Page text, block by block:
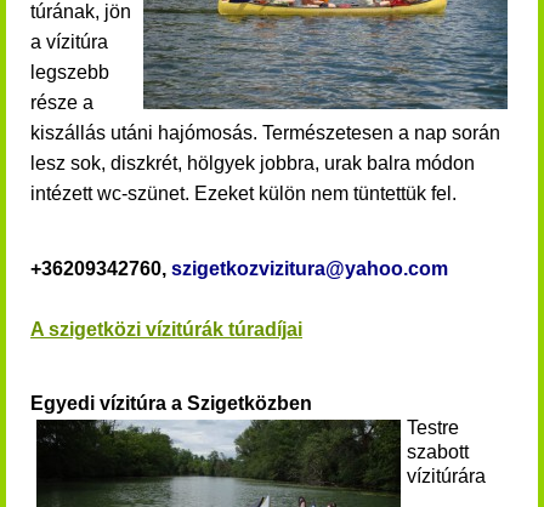
túrának, jön
a vízitúra
legszebb
része a
kiszállás utáni hajómosás. Természetesen a nap során
lesz sok, diszkrét, hölgyek jobbra, urak balra módon
intézett wc-szünet. Ezeket külön nem tüntettük fel.
+36209342760, szigetkozvizitura@yahoo.com
A szigetközi vízitúrák túradíjai
Egyedi vízitúra a Szigetközben
Testre
szabott
vízitúrára